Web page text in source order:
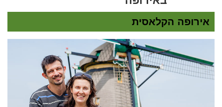
אירופה הקלאסית